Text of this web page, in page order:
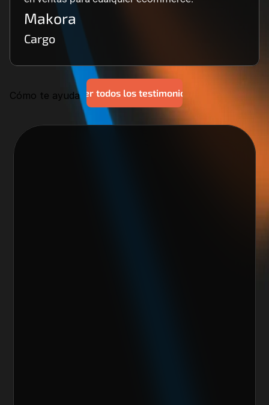
Ver todos los testimonios
Makora
Cargo
Cómo te ayuda